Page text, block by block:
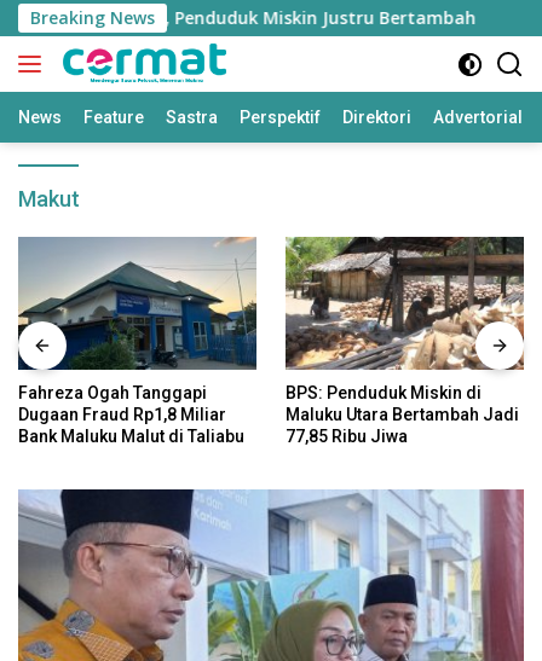
Langsung
ke
konten
Breaking News
Tinggi, Penduduk Miskin Justru Bertambah
News Feature Sastra Perspektif Direktori Advertorial
Makut
Fahreza Ogah Tanggapi
Dugaan Fraud Rp1,8 Miliar
Bank Maluku Malut di Taliabu
BPS: Penduduk Miskin di
Maluku Utara Bertambah Jadi
77,85 Ribu Jiwa